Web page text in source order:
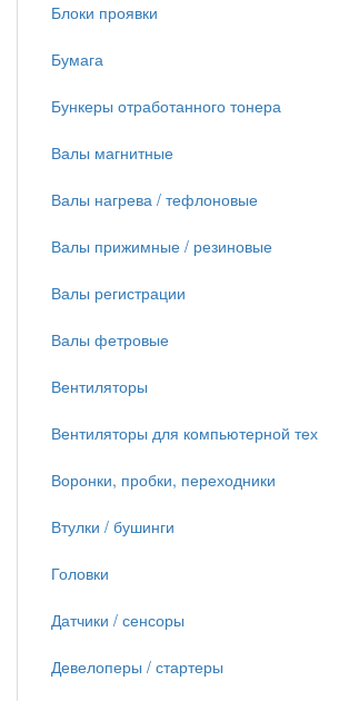
Блоки проявки
Бумага
Бункеры отработанного тонера
Валы магнитные
Валы нагрева / тефлоновые
Валы прижимные / резиновые
Валы регистрации
Валы фетровые
Вентиляторы
Вентиляторы для компьютерной тех
Воронки, пробки, переходники
Втулки / бушинги
Головки
Датчики / сенсоры
Девелоперы / стартеры